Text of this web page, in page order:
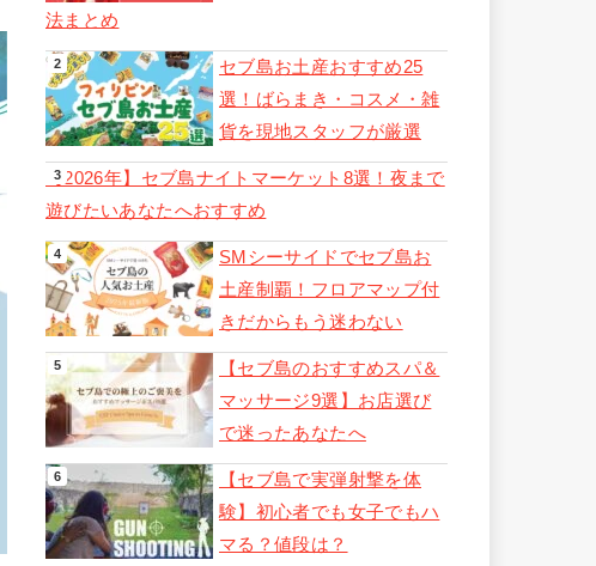
法まとめ
セブ島お土産おすすめ25
選！ばらまき・コスメ・雑
貨を現地スタッフが厳選
【2026年】セブ島ナイトマーケット8選！夜まで
遊びたいあなたへおすすめ
SMシーサイドでセブ島お
土産制覇！フロアマップ付
きだからもう迷わない
【セブ島のおすすめスパ＆
マッサージ9選】お店選び
で迷ったあなたへ
【セブ島で実弾射撃を体
験】初心者でも女子でもハ
マる？値段は？